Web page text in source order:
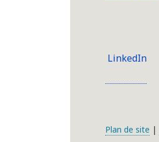
LinkedIn
Plan de site |